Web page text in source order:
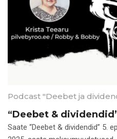
Podcast "Deebet ja
“Deebet &
Saate “Deebet & dividendid” 5.